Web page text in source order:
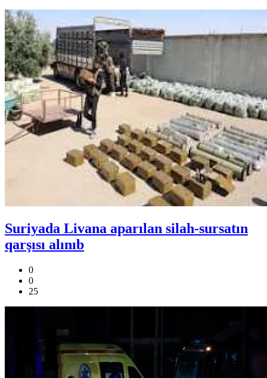
Suriyada Livana aparılan silah-sursatın
qarşısı alınıb
0
0
25